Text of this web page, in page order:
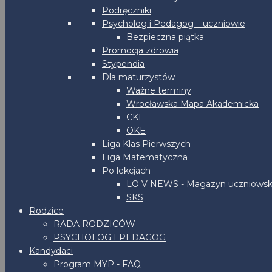
Podręczniki
Psycholog i Pedagog – uczniowie
Bezpieczna piątka
Promocja zdrowia
Stypendia
Dla maturzystów
Ważne terminy
Wrocławska Mapa Akademicka
CKE
OKE
Liga Klas Pierwszych
Liga Matematyczna
Po lekcjach
LO V NEWS - Magazyn
SKS
Rodzice
RADA RODZICÓW
PSYCHOLOG I PEDAGOG
Kandydaci
Program MYP - FAQ